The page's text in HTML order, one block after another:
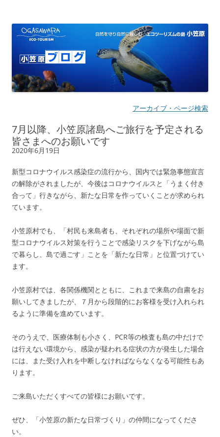
む エコツーリズムの島
アーカイブ・ページ検索
7月以降、小笠原諸島へご旅行を予定される
皆さまへのお願いです
2020年6月19日
新型コロナウイルス感染症の流行から、国内では緊急事態宣言
の解除がされましたが、今後はコロナウイルスと「うまく付き
合って」行きながら、新たな日常を作っていくことが求められ
ています。
小笠原村でも、「村民も来島者も、それぞれの場所や場面で新
型コロナウイルス対策を行うことで感染リスクを下げながら島
で暮らし、島で過ごす」ことを「新たな日常」と位置づけてい
ます。
小笠原村では、各関係機関とともに、これまで来島の自粛をお
願いしてきましたが、７月から段階的にお客様を受け入れられ
るように準備を進めています。
そのうえで、医療体制も小さく、PCR等の検査も島の中だけで
は行えない環境から、感染が疑われる症状の方が発生した場合
には、また受け入れを中断しなければならなくなる可能性もあ
ります。
ご来島いただくすべての皆様にお願いです。
ぜひ、「小笠原の新たな日常づくり」の仲間になってくださ
い。